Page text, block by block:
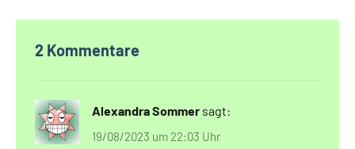
2 Kommentare
Alexandra Sommer sagt:
19/08/2023 um 22:03 Uhr